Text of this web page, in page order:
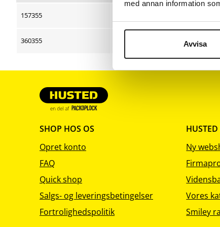
med annan information
Avvisa
sortering
sortering
157355
360355
SHOP HOS OS
Opret konto
FAQ
Quick shop
Salgs- og leveringsbetingelser
Fortrolighedspolitik
Ny
Vores
Smiley